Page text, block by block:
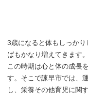
3歳になると体もしっか
ばもかなり増えてきます
この時期は心と体の成長
す。そこで諫早市では、
し、栄養その他育児に関